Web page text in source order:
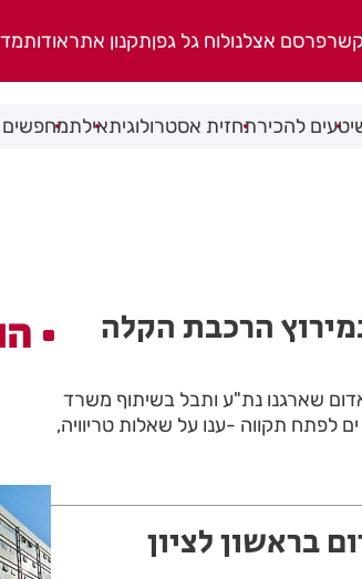
פרסם אצלנולוח גל גפןתקנון אתראודות
טעים להכירתחזית אסטרולוגיתאילת
הרכבת הקלה
שארגנו נת"ע ותבל בשיתוף משרד
לפתח תקווה -ענו על שאלות טריוויה,
בראשון לציון